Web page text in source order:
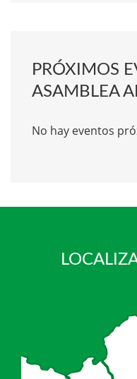
PRÓXIMOS
ASAMBLEA
No hay eventos